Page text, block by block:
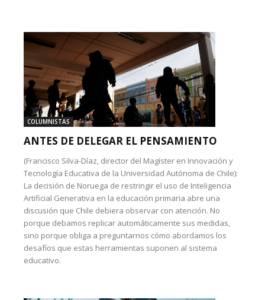
COLUMNISTAS
ANTES DE DELEGAR EL PENSAMIENTO
(Francisco Silva-Díaz, director del Magíster en Innovación y
Tecnología Educativa de la Universidad Autónoma de Chile):
La decisión de Noruega de restringir el uso de Inteligencia
Artificial Generativa en la educación primaria abre una
discusión que Chile debiera observar con atención. No
porque debamos replicar automáticamente sus medidas,
sino porque obliga a preguntarnos cómo abordamos los
desafíos que estas herramientas suponen al sistema
educativo.